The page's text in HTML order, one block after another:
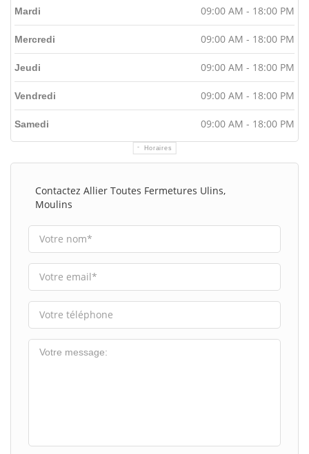
Horaires
Mardi 09:00 AM - 18:00 PM
Mercredi 09:00 AM - 18:00 PM
Jeudi 09:00 AM - 18:00 PM
Vendredi 09:00 AM - 18:00 PM
Samedi 09:00 AM - 18:00 PM
Contactez Allier Toutes Fermetures Ulins,
Moulins